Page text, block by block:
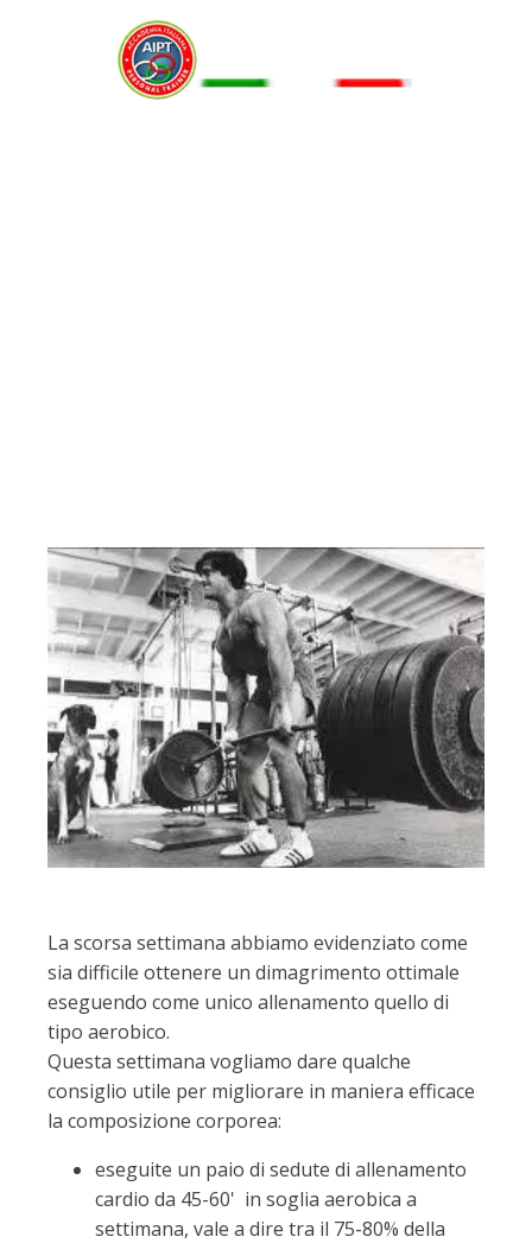
La scorsa settimana abbiamo evidenziato come
sia difficile ottenere un dimagrimento ottimale
eseguendo come unico allenamento quello di
tipo aerobico.
Questa settimana vogliamo dare qualche
consiglio utile per migliorare in maniera efficace
la composizione corporea:
eseguite un paio di sedute di allenamento
cardio da 45-60' in soglia aerobica a
settimana, vale a dire tra il 75-80% della